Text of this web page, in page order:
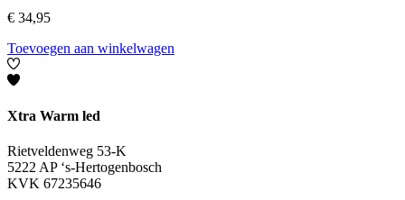
€ 34,95
Toevoegen aan winkelwagen
Xtra Warm led
Rietveldenweg 53-K
5222 AP ‘s-Hertogenbosch
KVK 67235646